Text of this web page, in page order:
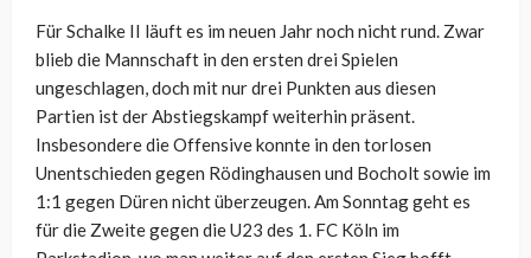
Für Schalke II läuft es im neuen Jahr noch nicht rund. Zwar
blieb die Mannschaft in den ersten drei Spielen
ungeschlagen, doch mit nur drei Punkten aus diesen
Partien ist der Abstiegskampf weiterhin präsent.
Insbesondere die Offensive konnte in den torlosen
Unentschieden gegen Rödinghausen und Bocholt sowie im
1:1 gegen Düren nicht überzeugen. Am Sonntag geht es
für die Zweite gegen die U23 des 1. FC Köln im